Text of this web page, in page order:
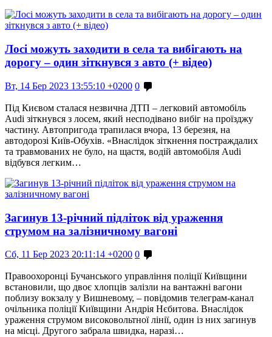
Лосі можуть заходити в села та вибігають на
дорогу – один зіткнувся з авто (+ відео)
Вт, 14 Бер 2023 13:55:10 +0200 0
Під Києвом сталася незвична ДТП – легковий автомобіль
Audi зіткнувся з лосем, який несподівано вибіг на проїзджу
частину. Автопригода трапилася вчора, 13 березня, на
автодорозі Київ-Обухів. «Внаслідок зіткнення постраждалих
та травмованих не було, на щастя, водій автомобіля Audi
відбувся легким…
Загинув 13-річний підліток від ураження
струмом на залізничному вагоні
Сб, 11 Бер 2023 20:11:14 +0200 0
Правоохоронці Бучанського управління поліції Київщини
встановили, що двоє хлопців залізли на вантажні вагони
поблизу вокзалу у Вишневому, – повідомив телеграм-канал
очільника поліції Київщини Андрія Нєбитова. Внаслідок
ураження струмом високовольтної лінії, один із них загинув
на місці. Другого забрала швидка, наразі…